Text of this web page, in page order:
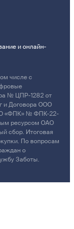
и онлайн-
числе с
№ ЦПР-1282 от
и Договора ООО
«ФПК» № ФПК-22-
ресурсом ОАО
сбор. Итоговая
По вопросам
о
Заботы.